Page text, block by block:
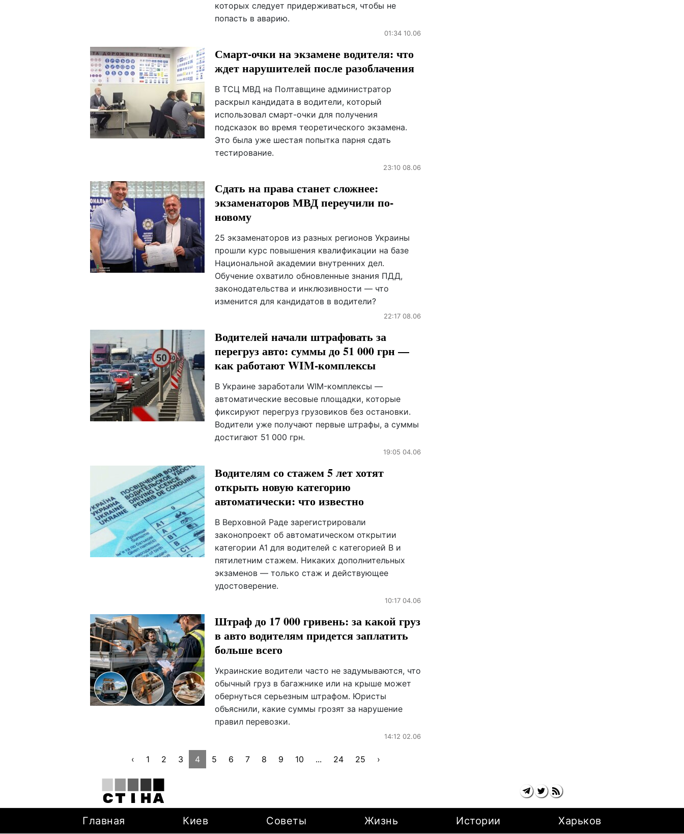
которых следует придерживаться, чтобы не
попасть в аварию.
01:34 10.06
Смарт-очки на экзамене водителя: что
ждет нарушителей после разоблачения
В ТСЦ МВД на Полтавщине администратор
раскрыл кандидата в водители, который
использовал смарт-очки для получения
подсказок во время теоретического экзамена.
Это была уже шестая попытка парня сдать
тестирование.
23:10 08.06
Сдать на права станет сложнее:
экзаменаторов МВД переучили по-
новому
25 экзаменаторов из разных регионов Украины
прошли курс повышения квалификации на базе
Национальной академии внутренних дел.
Обучение охватило обновленные знания ПДД,
законодательства и инклюзивности — что
изменится для кандидатов в водители?
22:17 08.06
Водителей начали штрафовать за
перегруз авто: суммы до 51 000 грн —
как работают WIM-комплексы
В Украине заработали WIM-комплексы —
автоматические весовые площадки, которые
фиксируют перегруз грузовиков без остановки.
Водители уже получают первые штрафы, а суммы
достигают 51 000 грн.
19:05 04.06
Водителям со стажем 5 лет хотят
открыть новую категорию
автоматически: что известно
В Верховной Раде зарегистрировали
законопроект об автоматическом открытии
категории А1 для водителей с категорией В и
пятилетним стажем. Никаких дополнительных
экзаменов — только стаж и действующее
удостоверение.
10:17 04.06
Штраф до 17 000 гривень: за какой груз
в авто водителям придется заплатить
больше всего
Украинские водители часто не задумываются, что
обычный груз в багажнике или на крыше может
обернуться серьезным штрафом. Юристы
объяснили, какие суммы грозят за нарушение
правил перевозки.
14:12 02.06
‹ 1 2 3 4 5 6 7 8 9 10 ... 24 25 ›
Главная Киев Советы Жизнь Истории Харьков